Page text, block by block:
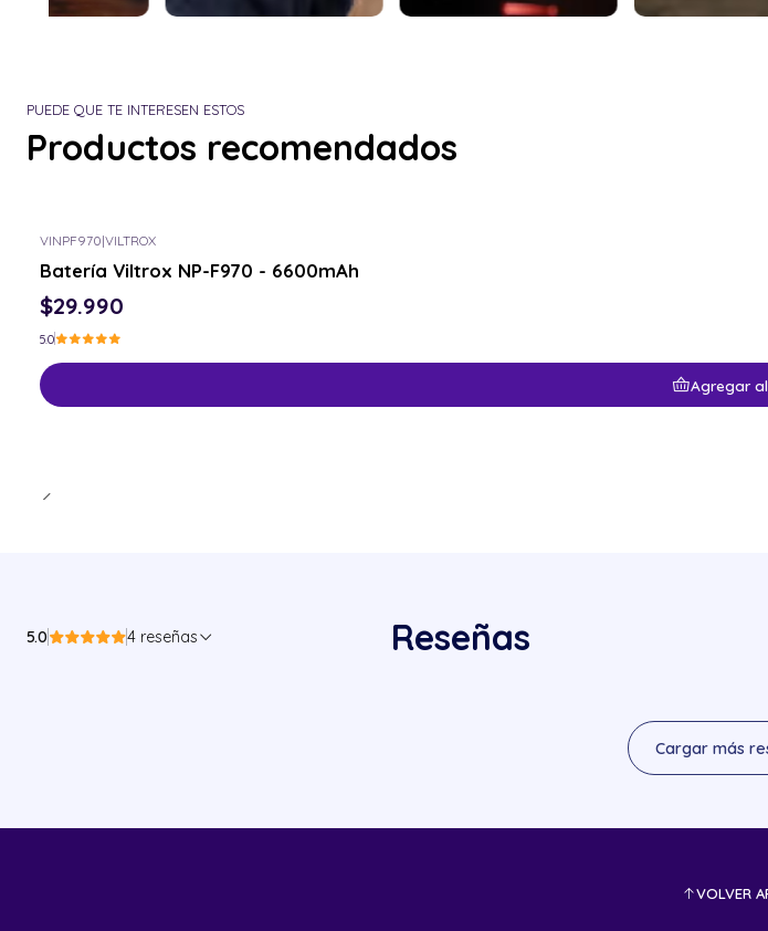
PUEDE QUE TE INTERESEN ESTOS
Productos recomendados
VINPF970|VILTROX
Batería Viltrox NP-F970 - 6600mAh
$29.990
5.0
Agregar
Reseñas
5.0 4 reseñas
Cargar más
VOLVER